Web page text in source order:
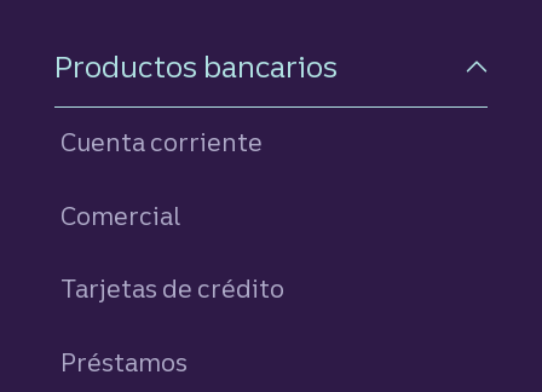
Navegación a pie de
Productos bancarios
Cuenta corriente
Comercial
Tarjetas de crédito
Préstamos